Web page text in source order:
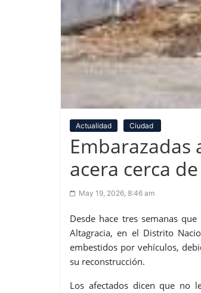
Actualidad Ciudad
Embarazadas
acera cerca
May 19, 2026, 8:46 am
Desde hace tres semanas
Altagracia, en el Distrito
embestidos por vehículos,
su reconstrucción.
Los afectados dicen que no